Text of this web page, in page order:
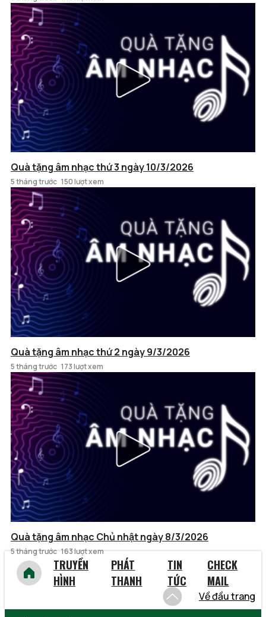
Quà tặng âm nhạc thứ 3 ngày 10/3/2026
5 tháng trước 150 lượt xem
Quà tặng âm nhạc thứ 2 ngày 9/3/2026
5 tháng trước 173 lượt xem
Quà tặng âm nhạc Chủ nhật ngày 8/3/2026
5 tháng trước 163 lượt xem
TRUYỀN
HÌNH
PHÁT
THANH
TIN
TỨC
CHECK
MAIL
Về đầu trang